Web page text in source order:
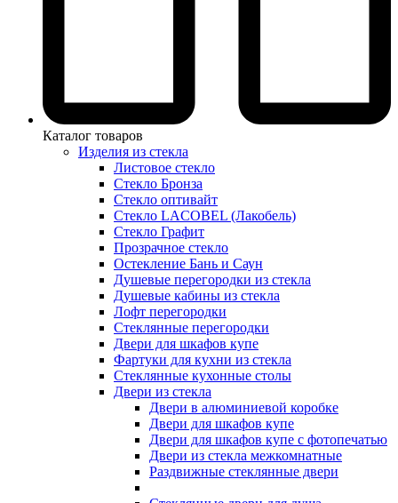
Каталог товаров
Изделия из стекла
Листовое стекло
Стекло Бронза
Стекло оптивайт
Стекло LACOBEL (Лакобель)
Стекло Графит
Прозрачное стекло
Остекление Бань и Саун
Душевые перегородки из стекла
Душевые кабины из стекла
Лофт перегородки
Стеклянные перегородки
Двери для шкафов купе
Фартуки для кухни из стекла
Стеклянные кухонные столы
Двери из стекла
Двери в алюминиевой коробке
Двери для шкафов купе
Двери для шкафов купе с фотопечатью
Двери из стекла межкомнатные
Раздвижные стеклянные двери